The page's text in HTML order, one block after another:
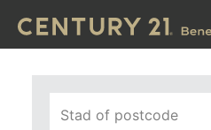
Stad of postcode